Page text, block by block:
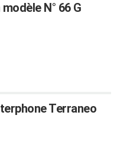
N° 66 G
Terraneo